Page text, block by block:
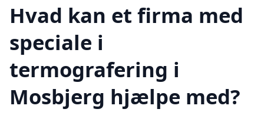
Hvad kan et firma med
speciale i
termografering i
Mosbjerg hjælpe med?